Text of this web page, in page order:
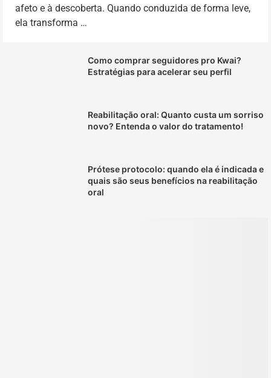
afeto e à descoberta. Quando conduzida de forma leve,
ela transforma …
Como comprar seguidores pro Kwai?
Estratégias para acelerar seu perfil
Reabilitação oral: Quanto custa um sorriso
novo? Entenda o valor do tratamento!
Prótese protocolo: quando ela é indicada e
quais são seus benefícios na reabilitação
oral